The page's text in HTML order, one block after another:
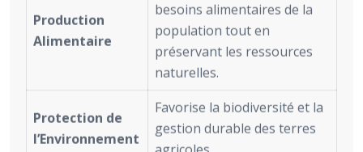
Production
Alimentaire
besoins alimentaires de la
population tout en
préservant les ressources
naturelles.
Protection de
l’Environnement
Favorise la biodiversité et la
gestion durable des terres